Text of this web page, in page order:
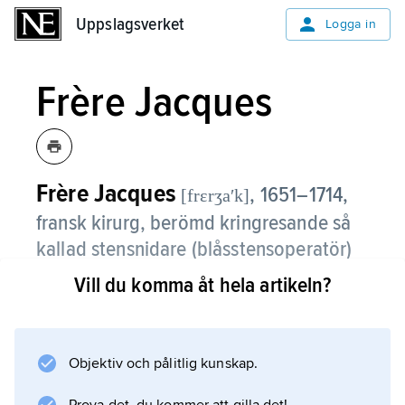
Uppslagsverket Logga in
Frère Jacques
Frère Jacques [frɛrʒaʹk], 1651–1714,
fransk kirurg, berömd kringresande så
kallad stensnidare (blåsstensoperatör)
som utvecklade en egen operation för
Jacques Baulot
Vill du komma åt hela artikeln?
Objektiv och pålitlig kunskap.